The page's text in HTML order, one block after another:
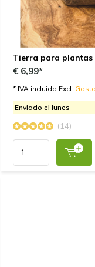
Tierra para
€ 6,99*
* IVA incluido Excl.
Enviado el lunes
(14)